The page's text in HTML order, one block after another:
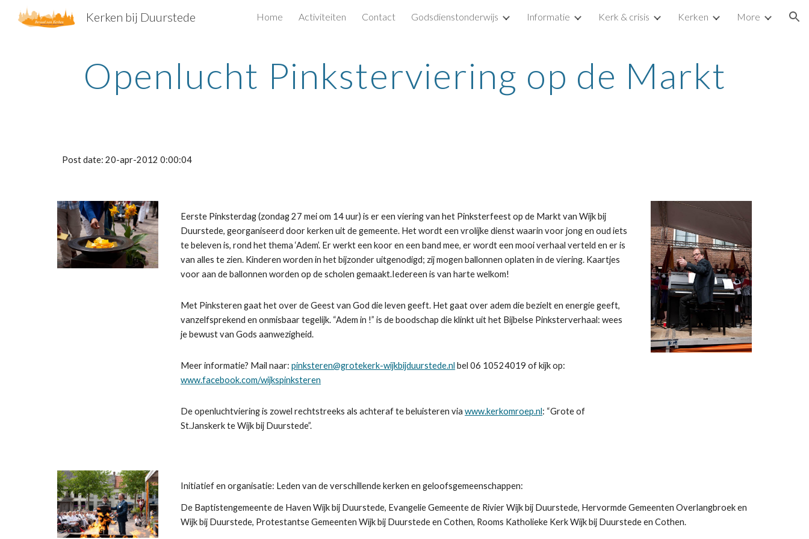
Skip to main content Skip to navigation
Kerken bij Duurstede Home Activiteiten Contact Godsdienstonderwijs Informatie Kerk & crisis Kerken More
Openlucht Pinksterviering op de Markt
Post date: 20-apr-2012 0:00:04
Eerste Pinksterdag (zondag 27 mei om 14 uur) is er een viering van het Pinksterfeest op de Markt van Wijk bij
Duurstede, georganiseerd door kerken uit de gemeente. Het wordt een vrolijke dienst waarin voor jong en oud iets
te beleven is, rond het thema ‘Adem’. Er werkt een koor en een band mee, er wordt een mooi verhaal verteld en er is
van alles te zien. Kinderen worden in het bijzonder uitgenodigd; zij mogen ballonnen oplaten in de viering. Kaartjes
voor aan de ballonnen worden op de scholen gemaakt.Iedereen is van harte welkom!
Met Pinksteren gaat het over de Geest van God die leven geeft. Het gaat over adem die bezielt en energie geeft,
vanzelfsprekend en onmisbaar tegelijk. “Adem in !” is de boodschap die klinkt uit het Bijbelse Pinksterverhaal: wees
je bewust van Gods aanwezigheid.
Meer informatie? Mail naar:pinksteren@grotekerk-wijkbijduurstede.nl bel 06 10524019 of kijk op:
www.facebook.com/wijkspinksteren
De openluchtviering is zowel rechtstreeks als achteraf te beluisteren viawww.kerkomroep.nl: “Grote of
St.Janskerk te Wijk bij Duurstede”.
Initiatief en organisatie: Leden van de verschillende kerken en geloofsgemeenschappen:
De Baptistengemeente de Haven Wijk bij Duurstede, Evangelie Gemeente de Rivier Wijk bij Duurstede, Hervormde Gemeenten Overlangbroek en
Wijk bij Duurstede, Protestantse Gemeenten Wijk bij Duurstede en Cothen, Rooms Katholieke Kerk Wijk bij Duurstede en Cothen.